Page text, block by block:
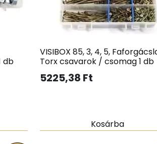
db
VISIBOX 85, 3, 4, 5,
Torx csavarok / csomag 1 db
5225,38 Ft
Kosárba